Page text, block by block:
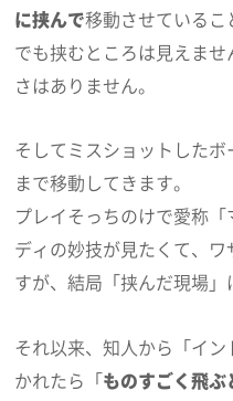
に挟んで移動させているこ
でも挟むところは見えま
さはありません。
そしてミスショットした
まで移動してきます。
プレイそっちのけで愛称
ディの妙技が見たくて、
すが、結局「挟んだ現場」
それ以来、知人から「イ
かれたら「ものすごく飛ぶ